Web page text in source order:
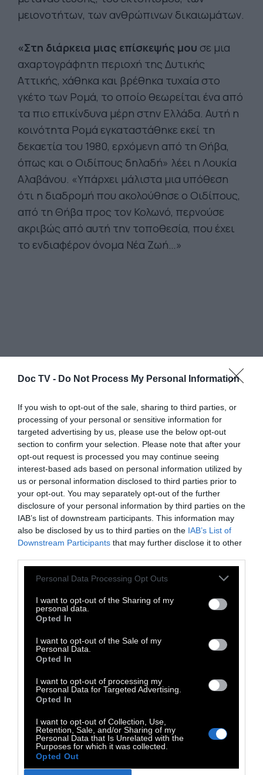
Doc TV - Do Not Process My Personal Information
If you wish to opt-out of the sale, sharing to third parties, or
processing of your personal or sensitive information for
targeted advertising by us, please use the below opt-out
section to confirm your selection. Please note that after your
opt-out request is processed you may continue seeing
interest-based ads based on personal information utilized by
us or personal information disclosed to third parties prior to
your opt-out. You may separately opt-out of the further
disclosure of your personal information by third parties on the
IAB’s list of downstream participants. This information may
also be disclosed by us to third parties on the IAB’s List of
Downstream Participants that may further disclose it to other
Personal Data Processing Opt Outs
I want to opt-out of the Sharing of my
personal data.
Opted In
I want to opt-out of the Sale of my
Personal Data.
Opted In
I want to opt-out of processing my
Personal Data for Targeted Advertising.
Opted In
I want to opt-out of Collection, Use,
Retention, Sale, and/or Sharing of my
Personal Data that Is Unrelated with the
Purposes for which it was collected.
Opted Out
μειονοτήτων, των ανθρώπινων δικαιωμάτων.
«Στη διάρκεια μιας επίσκεψής μου σε μια
αχαρτογράφητη περιοχή της Δυτικής
Αττικής, χάθηκα και βρέθηκα τυχαία στο
γκέτο των Ρομά, το οποίο θεωρείται ένα από
τα πιο επικίνδυνα μέρη στην Ελλάδα. Αυτή η
κοινότητα Ρομά εγκαταστάθηκε εκεί τη
δεκαετία του 1980, ερχόμενη από τη Θήβα,
όπως και ο Οιδίπους δηλαδή» λέει η Λουκία
Αλαβάνου. «Υπάρχει μάλιστα μια υπόθεση
ότι η διαδρομή που ακολούθησε ο Οιδίπους,
από τη Θήβα προς τον Κολωνό, περνούσε
ακριβώς από αυτή την τοποθεσία, που έχει
το ενδιαφέρον όνομα Νέα Ζωή…»
Λουκία Αλαβάνουείναι καλλιτέχνιδα
κινούμενης εικόνας